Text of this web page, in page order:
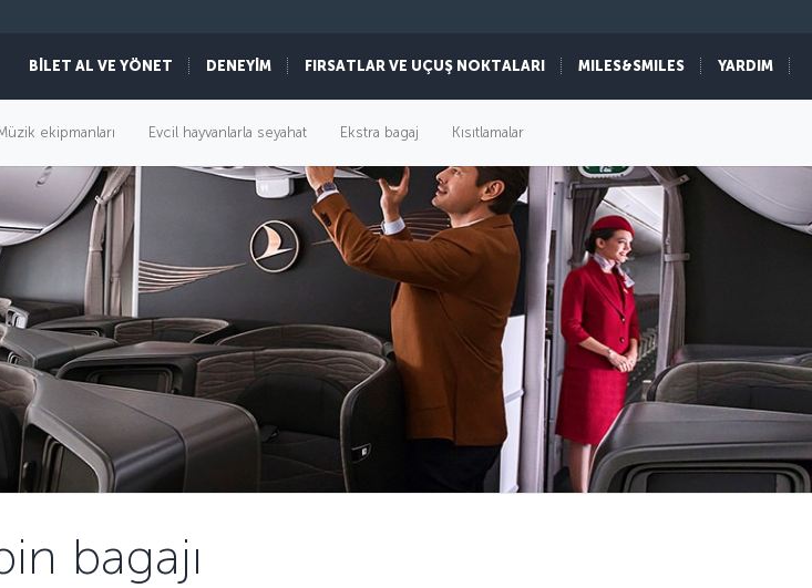
BİLET AL VE YÖNET DENEYİM FIRSATLAR VE UÇUŞ NOKTALARI MILES&SMILES YARDIM
ekipmanları Evcil hayvanlarla seyahat Ekstra bagaj Kısıtlamalar
bagajı